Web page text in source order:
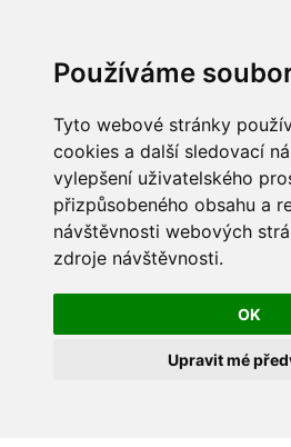
Používáme
Tyto webové stránky
cookies a další sledovací
vylepšení uživatelského
přizpůsobeného obsahu a
návštěvnosti webových
zdroje návštěvnosti.
OK
Upravit mé